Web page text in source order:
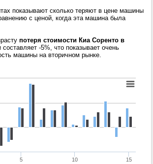
показывают сколько теряют в цене машины
с ценой, когда эта машина была
потеря стоимости Киа Соренто в
-5%, что показывает очень
машины на вторичном рынке.
5 10 15